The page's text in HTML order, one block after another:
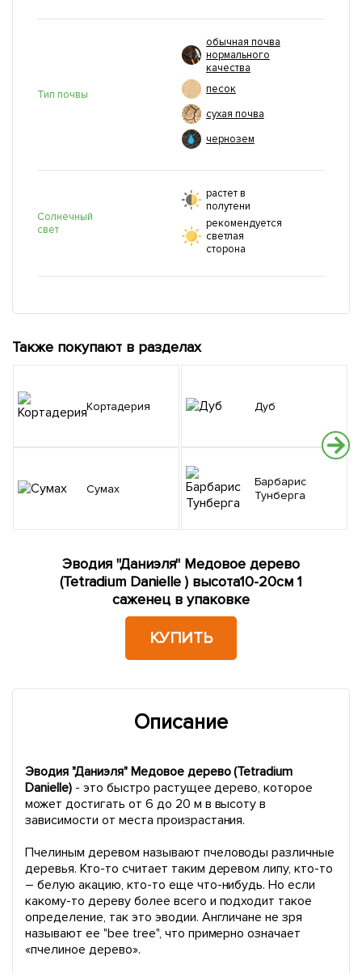
Тип почвы
обычная почва
нормального
качества
песок
сухая почва
чернозем
Солнечный
свет
растет в
полутени
рекомендуется
светлая
сторона
Также покупают в разделах
Кортадерия
Сумах
Дуб
Барбарис
Тунберга
Эводия "Даниэля" Медовое дерево
(Tetradium Danielle ) высота10-20см 1
саженец в упаковке
КУПИТЬ
Описание
Эводия "Даниэля" Медовое дерево (Tetradium
Danielle)- это быстро растущее дерево, которое
может достигать от 6 до 20 м в высоту в
зависимости от места произрастания.
Пчелиным деревом называют пчеловоды различные
деревья. Кто-то считает таким деревом липу, кто-то
– белую акацию, кто-то еще что-нибудь. Но если
какому-то дереву более всего и подходит такое
определение, так это эводии. Англичане не зря
называют ее "bee tree", что примерно означает
«пчелиное дерево».